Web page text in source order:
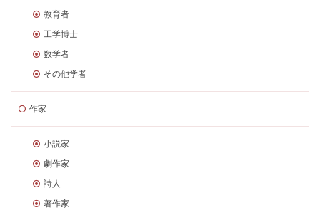
教育者
工学博士
数学者
その他学者
作家
小説家
劇作家
詩人
著作家